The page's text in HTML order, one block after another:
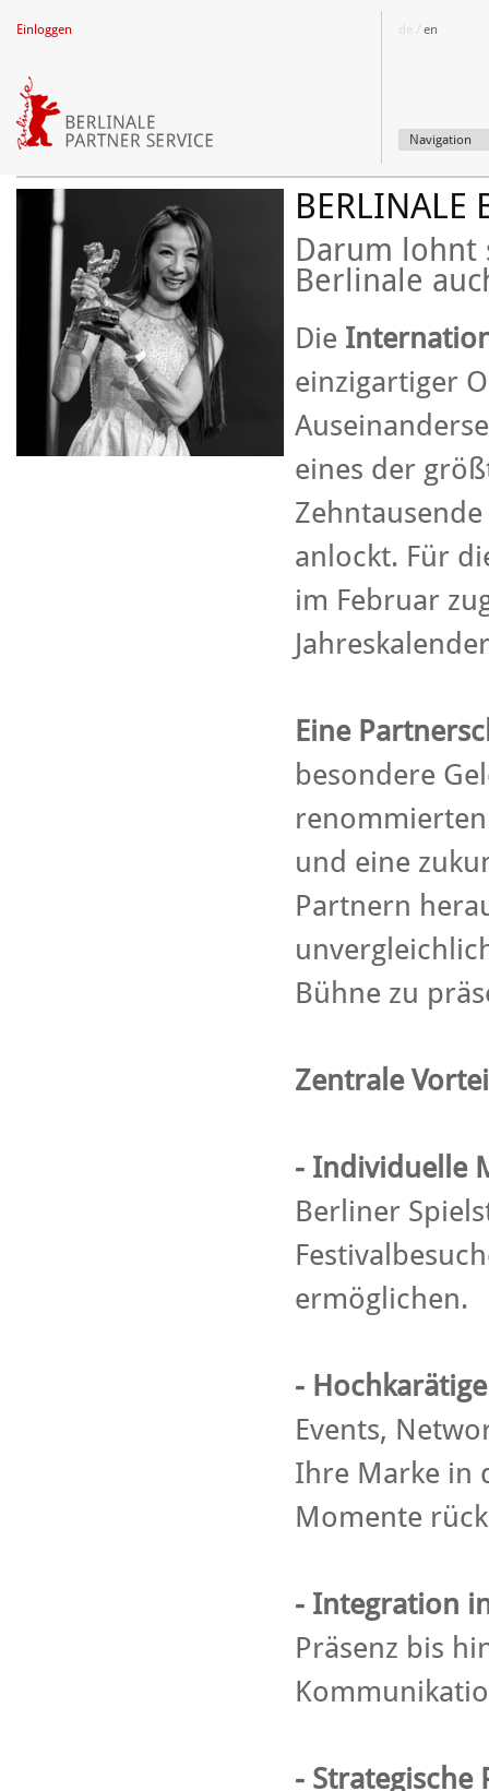
Einloggen de / en
Navigation
BRAND PARTNERSHIPS TEAM
BERLINALE
Darum lohnt
Berlinale
Die
einzigartiger
eines der
anlockt. Für
im Februar
Eine
besondere
und eine
Partnern
Bühne zu
Zentrale
- Individuelle
Berliner
ermöglichen.
-
Events,
Ihre Marke in
Momente
- Integration
Präsenz bis
-